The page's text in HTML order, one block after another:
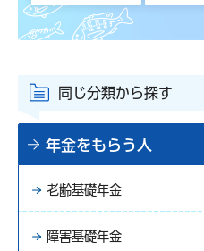
同じ分類から探す
年金をもらう人
老齢基礎年金
障害基礎年金